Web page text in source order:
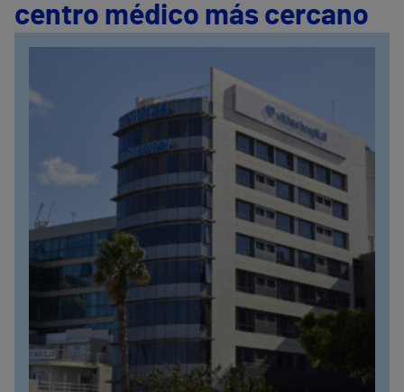
centro médico más cercano